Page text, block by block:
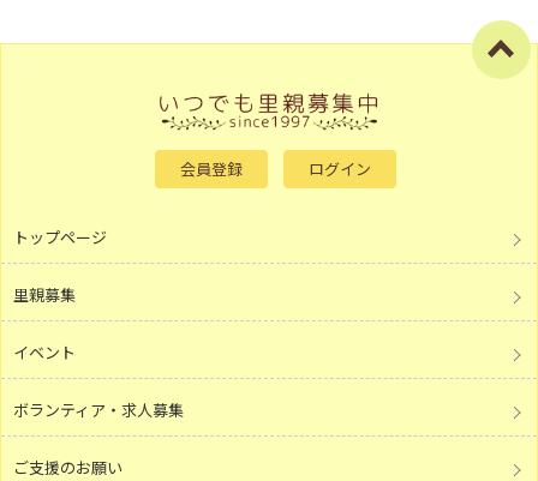
会員登録 ログイン
トップページ
里親募集
イベント
ボランティア・求人募集
ご支援のお願い